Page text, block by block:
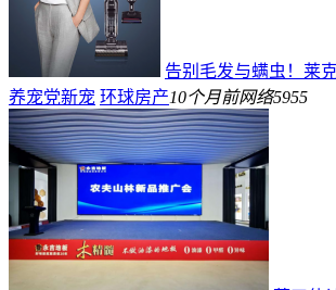
告别毛发与螨虫！莱
养宠党新宠 环球房产10个月前网络5955